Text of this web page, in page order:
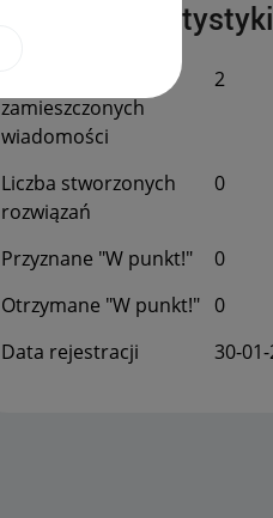
Publiczne statystyki
zamieszczonych
wiadomości
2
Liczba stworzonych
rozwiązań
0
Przyznane "W punkt!"
0
Otrzymane "W punkt!" 0
Data rejestracji
‎30-